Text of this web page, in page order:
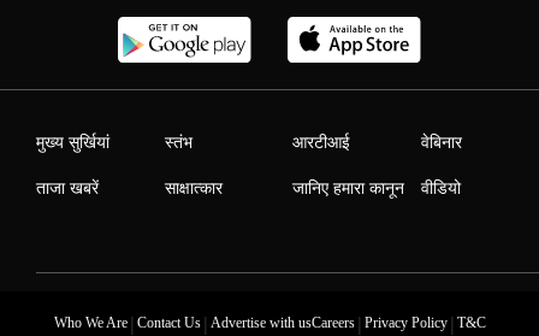
मुख्य सुर्खियां
ताजा खबरें
स्तंभ
साक्षात्कार
आरटीआई
जानिए हमारा कानून
वेबिनार
वीडियो
Who We Are| Contact Us| Advertise with usCareers| Privacy Policy| T&C